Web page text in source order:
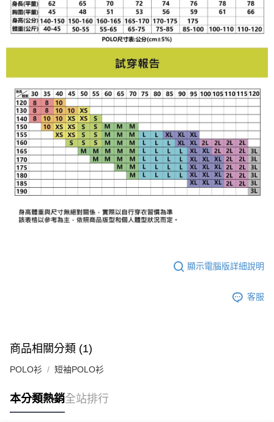
顯示電腦版詳細說明
客服
商品相關分類 (1)
POLO衫 短袖POLO衫
本分類熱銷全站排行